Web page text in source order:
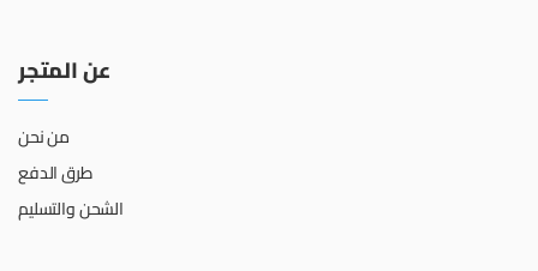
عن المتجر
من نحن
طرق الدفع
الشحن والتسليم